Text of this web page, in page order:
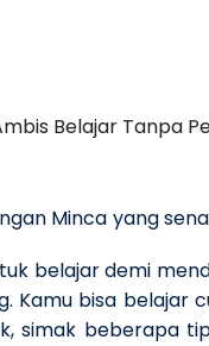
Belajar Tanpa
Minca yang
belajar demi
Kamu bisa belajar
simak beberapa